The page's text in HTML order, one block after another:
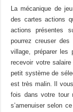
La mécanique de
des cartes actions
actions présentes
pourrez creuser
village, préparer les
recevoir votre
petit système de
est très malin. Il
fois dans votre tour
s’amenuiser selon